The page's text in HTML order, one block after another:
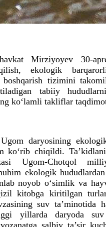
Mirziyoyev 30-
ekologik
tizimini
tabiiy
ko‘lamli takliflar
daryosining
ko‘rib chiqildi.
Ugom-Chotqol
ekologik
noyob oʻsimlik va
kitobga kiritilgan
suv taʼminotida
yillarda daryoda
salbiy ta’sir